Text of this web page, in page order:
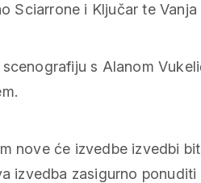
Sciarrone i Ključar te
s Alanom
nove će izvedbe izvedbi
izvedba zasigurno